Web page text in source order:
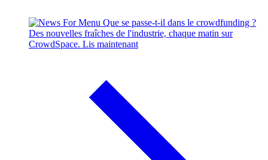
Que se passe-t-il dans le crowdfunding ?
Des nouvelles fraîches de l'industrie, chaque matin sur
CrowdSpace. Lis maintenant